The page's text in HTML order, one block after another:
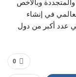
وبالأخص
في إنشاء
في عدد أكبر من دول
0